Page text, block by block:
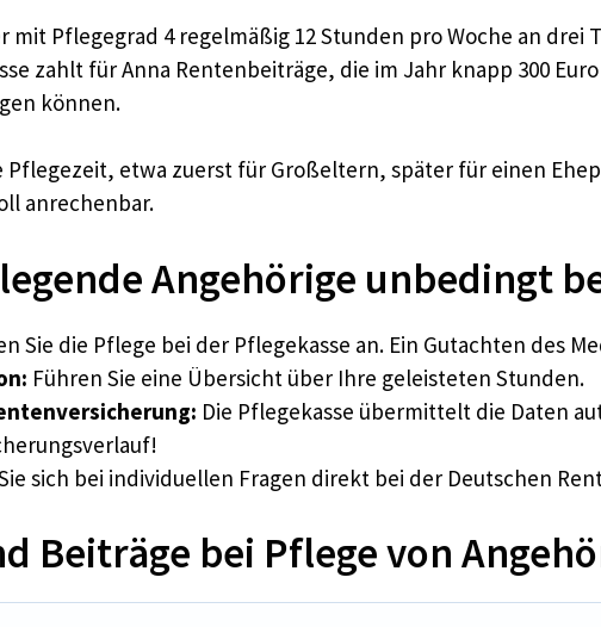
Pflegegrad 4 regelmäßig 12 Stunden pro Woche an drei
zahlt für Anna Rentenbeiträge, die im Jahr knapp 300
können.
Pflegezeit, etwa zuerst für Großeltern, später für einen
anrechenbar.
Angehörige unbedingt
Sie die Pflege bei der Pflegekasse an. Ein Gutachten des
Führen Sie eine Übersicht über Ihre geleisteten Stunden.
Die Pflegekasse übermittelt die Daten
sich bei individuellen Fragen direkt bei der Deutschen
Beiträge bei Pflege von